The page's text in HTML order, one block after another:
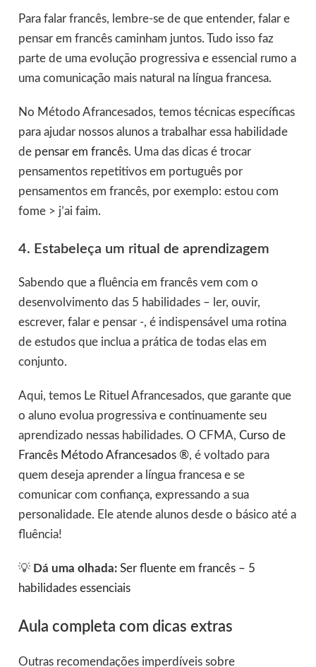
Para falar francês, lembre-se de que entender, falar e
pensar em francês caminham juntos. Tudo isso faz
parte de uma evolução progressiva e essencial rumo a
uma comunicação mais natural na língua francesa.
No Método Afrancesados, temos técnicas específicas
para ajudar nossos alunos a trabalhar essa habilidade
de pensar em francês. Uma das dicas é trocar
pensamentos repetitivos em português por
pensamentos em francês, por exemplo: estou com
fome > j’ai faim.
4. Estabeleça um ritual de aprendizagem
Sabendo que a fluência em francês vem com o
desenvolvimento das 5 habilidades – ler, ouvir,
escrever, falar e pensar -, é indispensável uma rotina
de estudos que inclua a prática de todas elas em
conjunto.
Aqui, temos Le Rituel Afrancesados, que garante que
o aluno evolua progressiva e continuamente seu
aprendizado nessas habilidades. O CFMA, Curso de
Francês Método Afrancesados ®, é voltado para
quem deseja aprender a língua francesa e se
comunicar com confiança, expressando a sua
personalidade. Ele atende alunos desde o básico até a
fluência!
💡Dá uma olhada: Ser fluente em francês – 5
habilidades essenciais
Aula completa com dicas extras
Outras recomendações imperdíveis sobre